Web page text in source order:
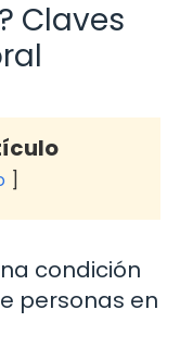
Claves
condición
personas en